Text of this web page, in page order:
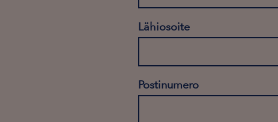
Lähiosoite
Postinumero